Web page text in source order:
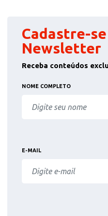
Cadastre-
Newsletter
Receba conteúdos
NOME COMPLETO
E-MAIL